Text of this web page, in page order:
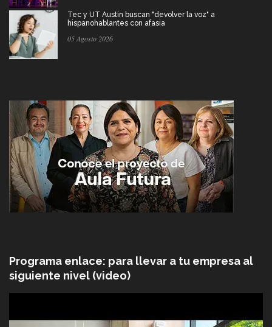
Tec y UT Austin buscan "devolver la voz" a
hispanohablantes con afasia
05 Agosto 2026
Programa enlace: para llevar a tu empresa al
siguiente nivel (video)